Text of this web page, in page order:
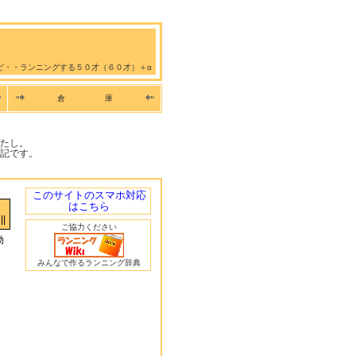
・ランニングする５０才（６０才）＋α
倉 庫
し。
です。
このサイトのスマホ対応
はこちら
ご協力ください
みんなで作るランニング辞典